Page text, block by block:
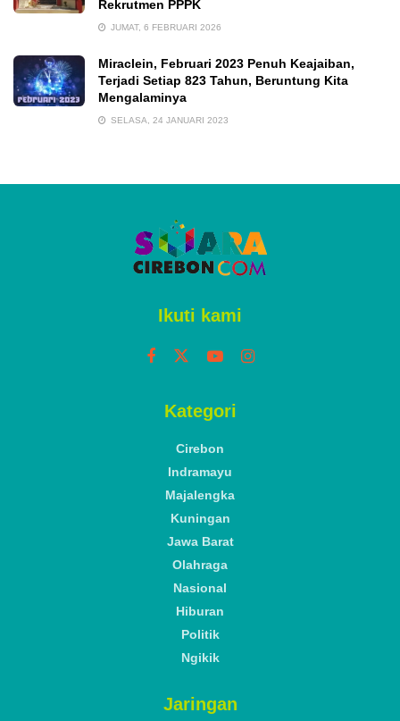
Rekrutmen PPPK
JUMAT, 6 FEBRUARI 2026
Miraclein, Februari 2023 Penuh Keajaiban,
Terjadi Setiap 823 Tahun, Beruntung Kita
Mengalaminya
SELASA, 24 JANUARI 2023
Ikuti kami
Kategori
Cirebon
Indramayu
Majalengka
Kuningan
Jawa Barat
Olahraga
Nasional
Hiburan
Politik
Ngikik
Jaringan